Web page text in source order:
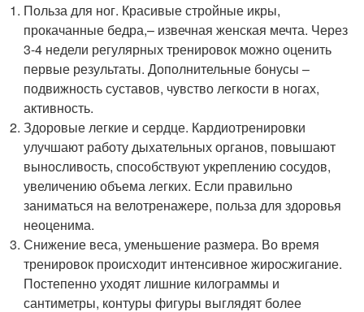
Польза для ног. Красивые стройные икры,
прокачанные бедра,– извечная женская мечта. Через
3-4 недели регулярных тренировок можно оценить
первые результаты. Дополнительные бонусы –
подвижность суставов, чувство легкости в ногах,
активность.
Здоровые легкие и сердце. Кардиотренировки
улучшают работу дыхательных органов, повышают
выносливость, способствуют укреплению сосудов,
увеличению объема легких. Если правильно
заниматься на велотренажере, польза для здоровья
неоценима.
Снижение веса, уменьшение размера. Во время
тренировок происходит интенсивное жиросжигание.
Постепенно уходят лишние килограммы и
сантиметры, контуры фигуры выглядят более